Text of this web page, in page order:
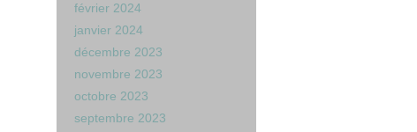
février 2024
janvier 2024
décembre 2023
novembre 2023
octobre 2023
septembre 2023